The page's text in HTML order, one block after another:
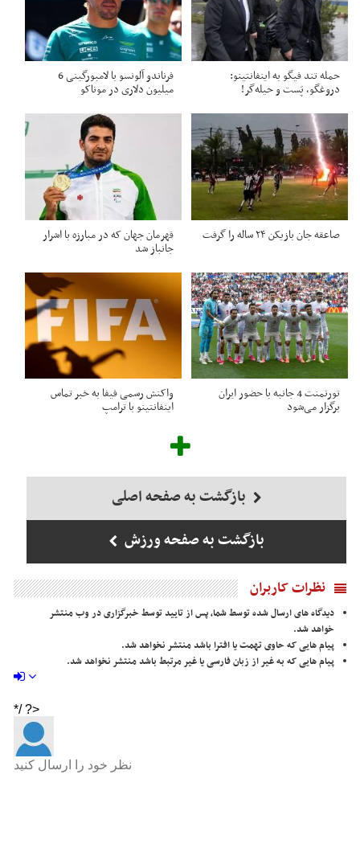
حمله تند فیگو به اینفانتینو:
دروغگو، پَست‌ و حیله‌گر!
فرناندو آلونسو با لامبورگینی 6
میلیون دلاری در موناکو
صاعقه جان بازیکن ۲۴ ساله را گرفت قهرمان جهان که در مبارزه با اشرار
جانباز شد
تورنمنت 4 جانبه با حضور ایران
برگزار می‌شود
واکنش رسمی فیفا به خبر تماس
اینفانتینو با ترامپ
بازگشت به صفحه اصلی
بازگشت به صفحه ورزش
نظرات کاربران
دیدگاه های ارسال شده توسط شما، پس از تایید توسط خبرگزاری در وب منتشر
خواهد شد.
پیام هایی که حاوی تهمت یا افترا باشد منتشر نخواهد شد.
پیام هایی که به غیر از زبان فارسی یا غیر مرتبط باشد منتشر نخواهد شد.